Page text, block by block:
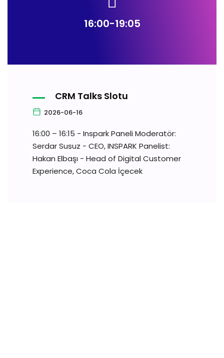
16:00-19:05
CRM Talks Slotu
2026-06-16
16:00 – 16:15 - Inspark Paneli Moderatör:
Serdar Susuz - CEO, INSPARK Panelist:
Hakan Elbaşı - Head of Digital Customer
Experience, Coca Cola İçecek